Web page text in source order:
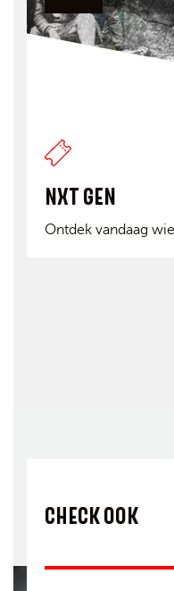
NXT GEN
Ontdek vandaag
CHECK OOK